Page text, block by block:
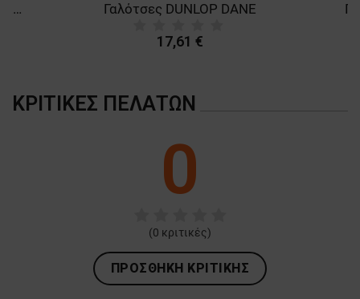
Γαλότσες DUNLOP ACIFORT HEAVY DUTY S5 SRA Γαλότσες DUNLOP DANE
17,61 €
ΚΡΙΤΙΚΈΣ ΠΕΛΑΤΏΝ
0
(0 κριτικές)
ΠΡΟΣΘΉΚΗ ΚΡΙΤΙΚΉΣ